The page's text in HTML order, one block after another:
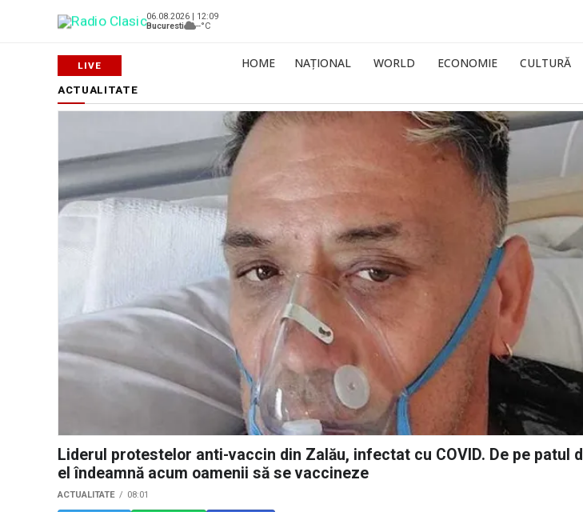
06.08.2026 | 12:09
Bucuresti
--°C
HOME NAȚIONAL WORLD ECONOMIE CULTURĂ
ACTUALITATE
Liderul protestelor anti-vaccin din Zalău, infectat cu COVID. De pe patul
el îndeamnă acum oamenii să se vaccineze
ACTUALITATE 08:01